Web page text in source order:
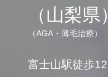
（山梨県）
（AGA・薄毛治療）
富士山駅徒歩